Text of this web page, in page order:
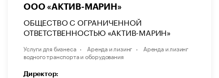
ООО «АКТИВ-МАРИН»
ОБЩЕСТВО С ОГРАНИЧЕННОЙ
ОТВЕТСТВЕННОСТЬЮ «АКТИВ-МАРИН»
Услуги для бизнеса Аренда и лизинг
Аренда и лизинг
водного транспорта и оборудования
Директор: